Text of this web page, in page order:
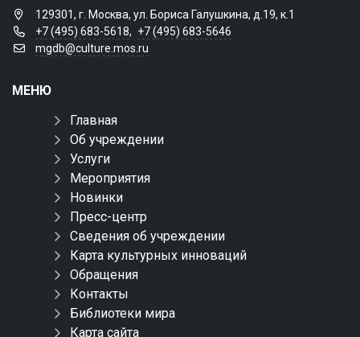
129301, г. Москва, ул. Бориса Галушкина, д.19, к.1
+7 (495) 683-5618, +7 (495) 683-5646
mgdb@culture.mos.ru
МЕНЮ
Главная
Об учреждении
Услуги
Мероприятия
Новинки
Пресс-центр
Сведения об учреждении
Карта культурных инноваций
Обращения
Контакты
Библиотеки мира
Карта сайта